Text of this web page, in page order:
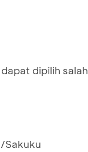
dipilih salah
Sakuku